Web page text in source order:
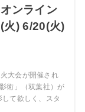
ンライン
火) 6/20(火)
大会が開催され
術」（双葉社）が
て欲しく、スタ